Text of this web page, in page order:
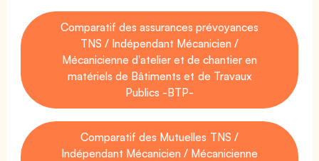
Comparatif des assurances prévoyances
TNS / Indépendant Mécanicien /
Mécanicienne d'atelier et de chantier en
matériels de Bâtiments et de Travaux
Publics -BTP-
Comparatif des Mutuelles TNS /
Indépendant Mécanicien / Mécanicienne